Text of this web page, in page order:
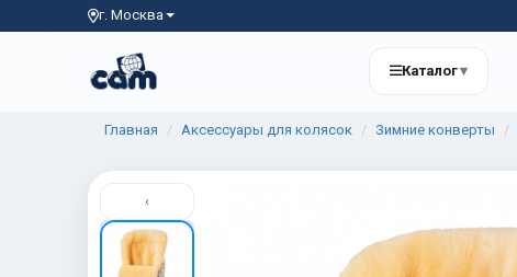
г. Москва
Каталог▾
Главная Аксессуары для колясок Зимние конверты
‹